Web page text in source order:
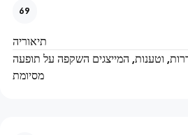
69
תיאוריה
וטענות, המייצגים השקפה על תופעה
מסיומת